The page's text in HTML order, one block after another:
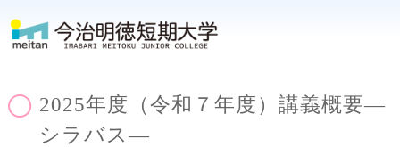
2025年度（令和７年度）講義概要―
シラバス―